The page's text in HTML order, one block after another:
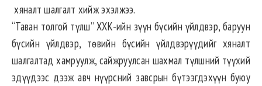
хяналт шалгалт хийж эхэлжээ.
“Таван толгой түлш” ХХК-ийн зүүн бүсийн үйлдвэр, баруун
бүсийн үйлдвэр, төвийн бүсийн үйлдвэрүүдийг хяналт
шалгалтад хамруулж, сайжруулсан шахмал түлшний түүхий
эдүүдээс дээж авч нүүрсний завсрын бүтээгдэхүүн буюу